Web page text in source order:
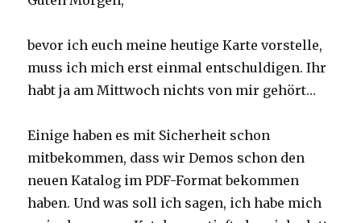
bevor ich euch meine heutige Karte vorstelle,
muss ich mich erst einmal entschuldigen. Ihr
habt ja am Mittwoch nichts von mir gehört…
Einige haben es mit Sicherheit schon
mitbekommen, dass wir Demos schon den
neuen Katalog im PDF-Format bekommen
haben. Und was soll ich sagen, ich habe mich